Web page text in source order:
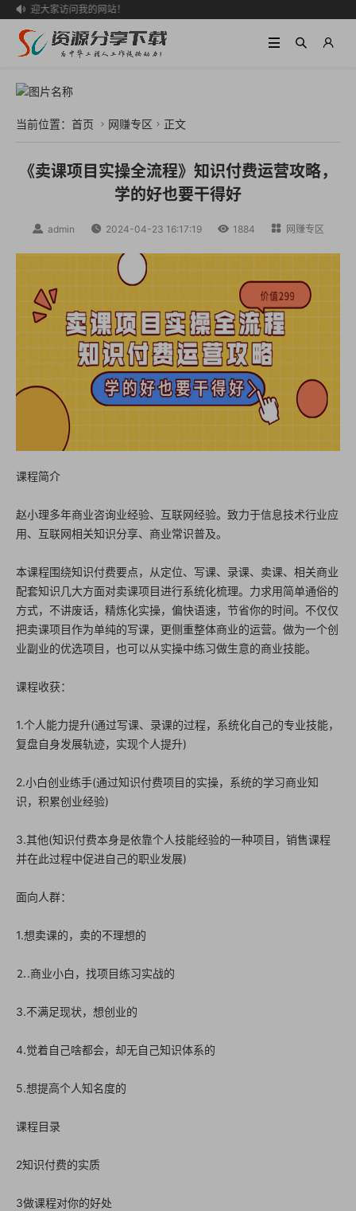

欢迎大家访问我的网站！
当前位置： 首页  网赚专区  正文
《卖课项目实操全流程》知识付费运营攻略，
学的好也要干得好
 admin  2024-04-23 16:17:19  1884  网赚专区
课程简介
赵小理多年商业咨询业经验、互联网经验。致力于信息技术行业应
用、互联网相关知识分享、商业常识普及。
本课程围绕知识付费要点，从定位、写课、录课、卖课、相关商业
配套知识几大方面对卖课项目进行系统化梳理。力求用简单通俗的
方式，不讲废话，精炼化实操，偏快语速，节省你的时间。不仅仅
把卖课项目作为单纯的写课，更侧重整体商业的运营。做为一个创
业副业的优选项目，也可以从实操中练习做生意的商业技能。
课程收获：
1.个人能力提升(通过写课、录课的过程，系统化自己的专业技能，
复盘自身发展轨迹，实现个人提升)
2.小白创业练手(通过知识付费项目的实操，系统的学习商业知
识，积累创业经验)
3.其他(知识付费本身是依靠个人技能经验的一种项目，销售课程
并在此过程中促进自己的职业发展)
面向人群：
1.想卖课的，卖的不理想的
⒉.商业小白，找项目练习实战的
3.不满足现状，想创业的
4.觉着自己啥都会，却无自己知识体系的
5.想提高个人知名度的
课程目录
2知识付费的实质
3做课程对你的好处